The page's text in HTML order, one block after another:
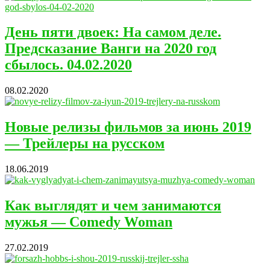
День пяти двоек: На самом деле.
Предсказание Ванги на 2020 год
сбылось. 04.02.2020
08.02.2020
Новые релизы фильмов за июнь 2019
— Трейлеры на русском
18.06.2019
Как выглядят и чем занимаются
мужья — Comedy Woman
27.02.2019